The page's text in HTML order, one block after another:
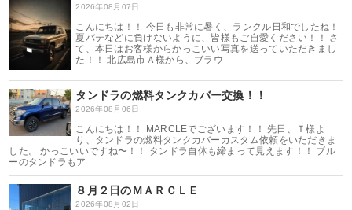
2026年08月07日
こんにちは！！ 今日も非常に暑く、ランクル日和でしたね！
夏バテなどに負けないように、皆様もご自愛ください！！ さ
て、本日はお客様からかっこいい写真を送っていただきまし
た！！ 北広島市Ａ様から、ブラウ
タンドラの燃料タンクカバー交換！！
2026年08月06日
こんにちは！！ MARCLEでございます！！ 先日、Ｔ様よ
り、タンドラの燃料タンクカバーカスタム依頼をいただきま
した。 かっこいいですね〜！！ タンドラ自体も締まって見えます！！ ブル
ーのタンドラもア
８月２日のＭＡＲＣＬＥ
2026年08月02日